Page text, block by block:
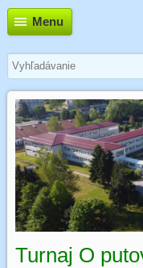
Menu
Turnaj O